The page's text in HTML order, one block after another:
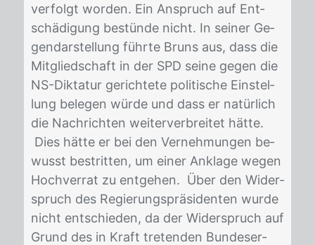
ver­folgt wor­den. Ein An­spruch auf Ent­
schä­di­gung be­stün­de nicht. In sei­ner Ge­
gen­dar­stel­lung führ­te Bruns aus, dass die
Mit­glied­schaft in der SPD sei­ne ge­gen die
NS-Dik­ta­tur ge­rich­te­te po­li­ti­sche Ein­stel­
lung be­le­gen wür­de und dass er na­tür­lich
die Nach­rich­ten wei­ter­ver­brei­tet hät­te.
Dies hät­te er bei den Ver­neh­mun­gen be­
wusst be­strit­ten, um ei­ner An­kla­ge we­gen
Hoch­ver­rat zu ent­ge­hen. Über den Wi­der­
spruch des Re­gie­rungs­prä­si­den­ten wur­de
nicht ent­schie­den, da der Wi­der­spruch auf
Grund des in Kraft tre­ten­den Bun­des­er­